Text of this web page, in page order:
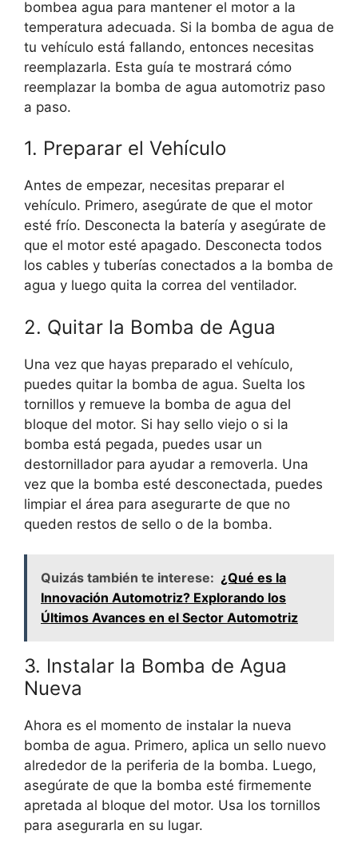
bombea agua para mantener el motor a la
temperatura adecuada. Si la bomba de agua de
tu vehículo está fallando, entonces necesitas
reemplazarla. Esta guía te mostrará cómo
reemplazar la bomba de agua automotriz paso
a paso.
1. Preparar el Vehículo
Antes de empezar, necesitas preparar el
vehículo. Primero, asegúrate de que el motor
esté frío. Desconecta la batería y asegúrate de
que el motor esté apagado. Desconecta todos
los cables y tuberías conectados a la bomba de
agua y luego quita la correa del ventilador.
2. Quitar la Bomba de Agua
Una vez que hayas preparado el vehículo,
puedes quitar la bomba de agua. Suelta los
tornillos y remueve la bomba de agua del
bloque del motor. Si hay sello viejo o si la
bomba está pegada, puedes usar un
destornillador para ayudar a removerla. Una
vez que la bomba esté desconectada, puedes
limpiar el área para asegurarte de que no
queden restos de sello o de la bomba.
Quizás también te interese: ¿Qué es la
Innovación Automotriz? Explorando los
Últimos Avances en el Sector Automotriz
3. Instalar la Bomba de Agua
Nueva
Ahora es el momento de instalar la nueva
bomba de agua. Primero, aplica un sello nuevo
alrededor de la periferia de la bomba. Luego,
asegúrate de que la bomba esté firmemente
apretada al bloque del motor. Usa los tornillos
para asegurarla en su lugar.